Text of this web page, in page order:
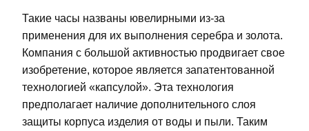
Такие часы названы ювелирными из-за
применения для их выполнения серебра и золота.
Компания с большой активностью продвигает свое
изобретение, которое является запатентованной
технологией «капсулой». Эта технология
предполагает наличие дополнительного слоя
защиты корпуса изделия от воды и пыли. Таким